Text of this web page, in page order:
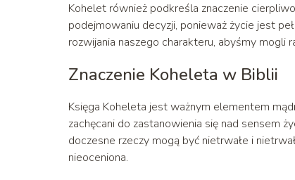
Kohelet również podkreśla znaczenie
podejmowaniu decyzji, ponieważ życie jest
rozwijania naszego charakteru, abyśmy mogli
Znaczenie Koheleta w Biblii
Księga Koheleta jest ważnym elementem
zachęcani do zastanowienia się nad sensem
doczesne rzeczy mogą być nietrwałe i
nieoceniona.